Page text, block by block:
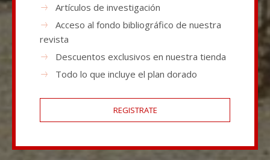
Artículos de investigación
Acceso al fondo bibliográfico de nuestra
revista
Descuentos exclusivos en nuestra tienda
Todo lo que incluye el plan dorado
REGISTRATE